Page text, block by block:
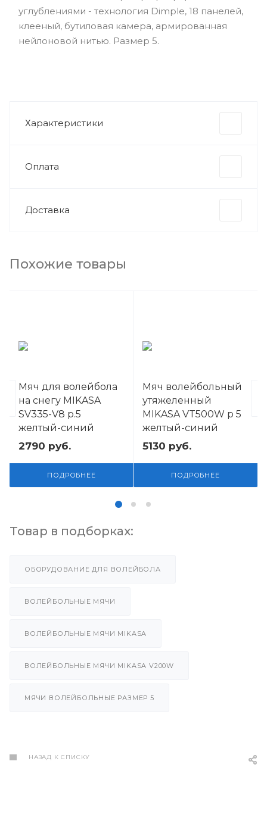
углублениями - технология Dimple, 18 панелей,
клееный, бутиловая камера, армированная
нейлоновой нитью. Размер 5.
Характеристики
Оплата
Доставка
Похожие товары
Мяч для волейбола
на снегу MIKASA
SV335-V8 р.5
желтый-синий
2790 руб.
ПОДРОБНЕЕ
Мяч волейбольный
утяжеленный
MIKASA VT500W р 5
желтый-синий
5130 руб.
ПОДРОБНЕЕ
Товар в подборках:
ОБОРУДОВАНИЕ ДЛЯ ВОЛЕЙБОЛА
ВОЛЕЙБОЛЬНЫЕ МЯЧИ
ВОЛЕЙБОЛЬНЫЕ МЯЧИ MIKASA
ВОЛЕЙБОЛЬНЫЕ МЯЧИ MIKASA V200W
МЯЧИ ВОЛЕЙБОЛЬНЫЕ РАЗМЕР 5
НАЗАД К СПИСКУ